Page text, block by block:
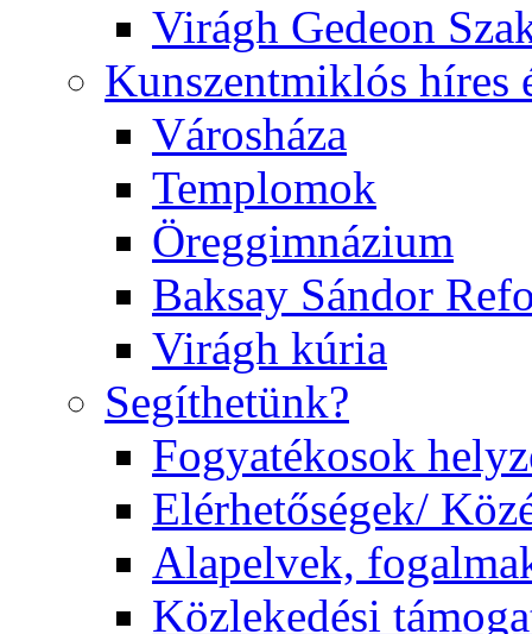
Virágh Gedeon
Kunszentmiklós híres
Városháza
Templomok
Öreggimnázium
Baksay Sándor
Virágh kúria
Segíthetünk?
Fogyatékosok
Elérhetőségek/
Alapelvek,
Közlekedési